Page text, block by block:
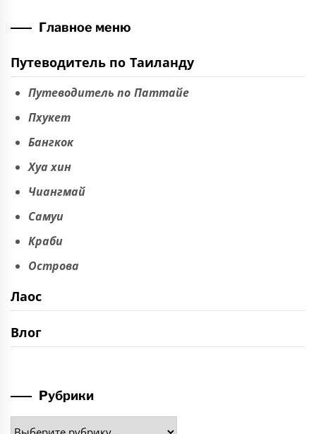
Главное меню
Путеводитель по Таиланду
Путеводитель по Паттайе
Пхукет
Бангкок
Хуа хин
Чиангмай
Самуи
Краби
Острова
Лаос
Влог
Рубрики
Рубрики